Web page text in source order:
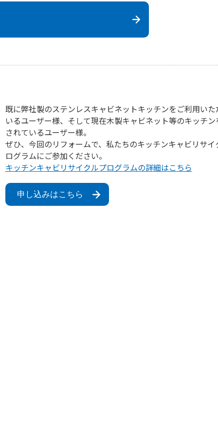
既に弊社製のステンレスキャビネットキッチンをご利用いた
いるユーザー様、そして現在木製キャビネット等のキッチン
されているユーザー様。
ぜひ、今回のリフォームで、私たちのキッチンキャビリサイ
ログラムにご参加ください。
キッチンキャビリサイクルプログラムの詳細はこちら
申し込みはこちら